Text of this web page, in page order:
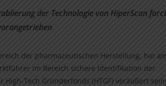
der Technologie von HiperScan
der pharmazeutischen Herstellung, hat
im Bereich sichere Identifikation der
Tech Gründerfonds (HTGF) veräußert